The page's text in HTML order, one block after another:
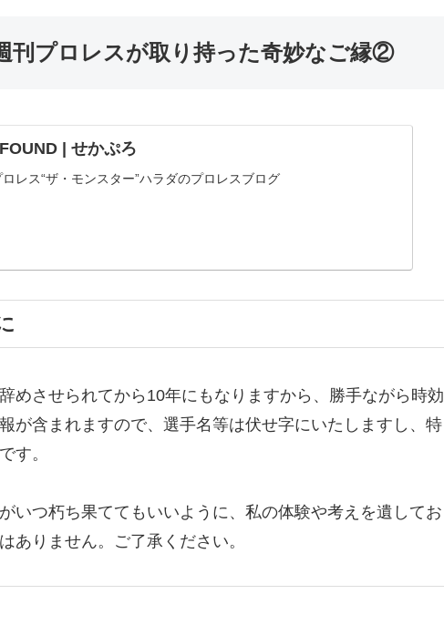
刊プロレスが取り持った奇妙なご縁②
| せかぷろ
レス“ザ・モンスター”ハラダのプロレスブログ
めさせられてから10年にもなりますから、勝手ながら時効
が含まれますので、選手名等は伏せ字にいたしますし、特
す。
いつ朽ち果ててもいいように、私の体験や考えを遺してお
ありません。ご了承ください。